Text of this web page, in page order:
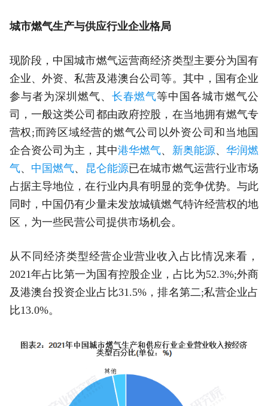
城市燃气生产与供应行业企业格局
现阶段，中国城市燃气运营商经济类型主要分为国有
企业、外资、私营及港澳台公司等。其中，国有企业
参与者为深圳燃气、 长春燃气等中国各城市燃气公
司，一般这类公司都由政府控股，在当地拥有燃气专
营权;而跨区域经营的燃气公司以外资公司和当地国
企合资公司为主，其中港华燃气、 新奥能源、华润燃
气、 中国燃气、 昆仑能源已在城市燃气运营行业市场
占据主导地位，在行业内具有明显的竞争优势。与此
同时，中国仍有少量未发放城镇燃气特许经营权的地
区，为一些民营公司提供市场机会。
从不同经济类型经营企业营业收入占比情况来看，
2021年占比第一为国有控股企业，占比为52.3%;外商
及港澳台投资企业占比31.5%，排名第二;私营企业占
比13.0%。